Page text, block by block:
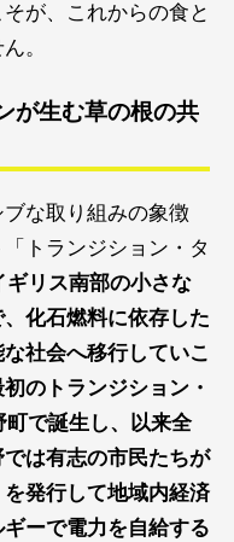
そが、これからの食と
。
が生む草の根の共
な取り組みの象徴
トランジション・タ
ギリス南部の小さな
化石燃料に依存した
社会へ移行していこ
のトランジション・
町で誕生し、以来全
は有志の市民たちが
発行して地域内経済
ーで電力を自給する